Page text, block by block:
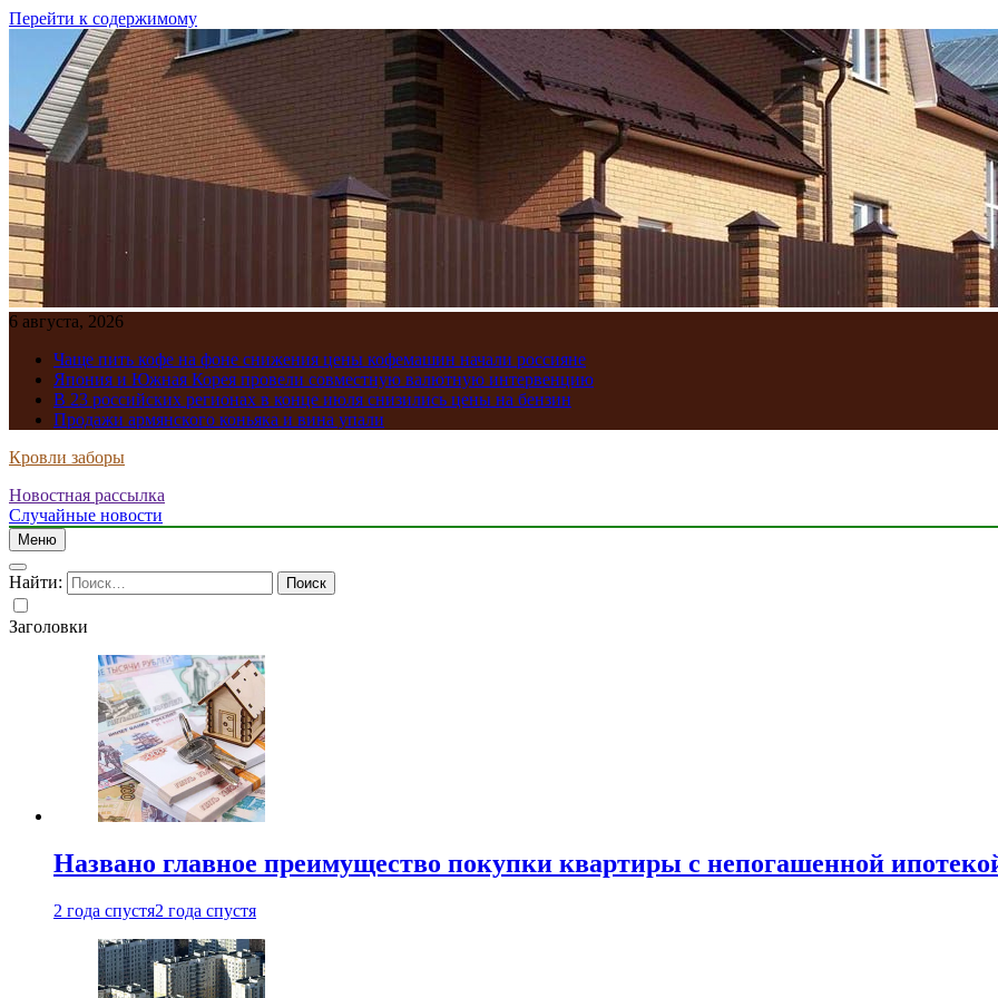
Перейти к содержимому
6 августа, 2026
Чаще пить кофе на фоне снижения цены кофемашин начали россияне
Япония и Южная Корея провели совместную валютную интервенцию
В 23 российских регионах в конце июля снизились цены на бензин
Продажи армянского коньяка и вина упали
Кровли заборы
Новостная рассылка
Случайные новости
Меню
Найти:
Заголовки
Названо главное преимущество покупки квартиры с непогашенной
2 года спустя2 года спустя